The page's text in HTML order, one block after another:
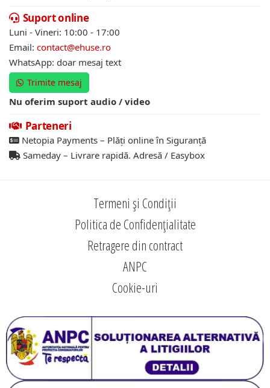
Suport online
Luni - Vineri: 10:00 - 17:00
Email: contact@ehuse.ro
WhatsApp: doar mesaj text
Trimite mesaj
Nu oferim suport audio / video
Parteneri
Netopia Payments – Plăți online în Siguranță
Sameday – Livrare rapidă. Adresă / Easybox
Termeni și Condiții
Politica de Confidențialitate
Retragere din contract
ANPC
Cookie-uri